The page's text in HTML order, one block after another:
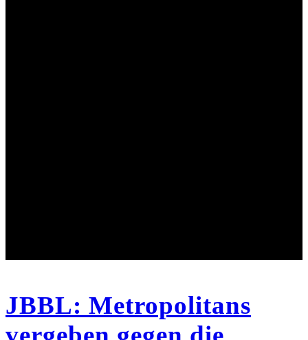
JBBL: Metropolitans